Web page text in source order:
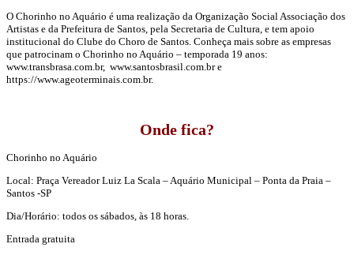
O Chorinho no Aquário é uma realização da Organização Social Associação dos
Artistas e da Prefeitura de Santos, pela Secretaria de Cultura, e tem apoio
institucional do Clube do Choro de Santos. Conheça mais sobre as empresas
que patrocinam o Chorinho no Aquário – temporada 19 anos:
www.transbrasa.com.br, www.santosbrasil.com.br e
https://www.ageoterminais.com.br.
Onde fica?
Chorinho no Aquário
Local: Praça Vereador Luiz La Scala – Aquário Municipal – Ponta da Praia –
Santos -SP
Dia/Horário: todos os sábados, às 18 horas.
Entrada gratuita